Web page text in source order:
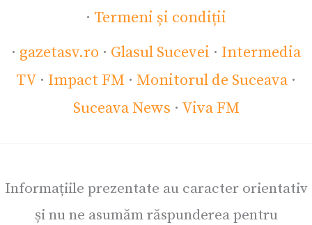
· Termeni și condiții
· gazetasv.ro · Glasul Sucevei · Intermedia
TV · Impact FM · Monitorul de Suceava ·
Suceava News · Viva FM
Informațiile prezentate au caracter orientativ
și nu ne asumăm răspunderea pentru